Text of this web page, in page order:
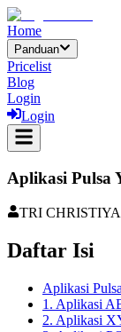
Home
Panduan
Pricelist
Blog
Login
Login
Aplikasi Pulsa
TRI
Daftar Isi
Aplikasi
1. Aplikasi
2. Aplikasi